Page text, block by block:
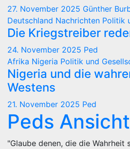
27. November 2025 Günther
Deutschland Nachrichten Politik
Die Kriegstreiber
24. November 2025 Ped
Afrika Nigeria Politik und
Nigeria und die
Westens
21. November 2025 Ped
Peds
"Glaube denen, die die Wahrheit